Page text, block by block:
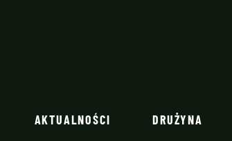
AKTUALNOŚCI DRUŻYNA